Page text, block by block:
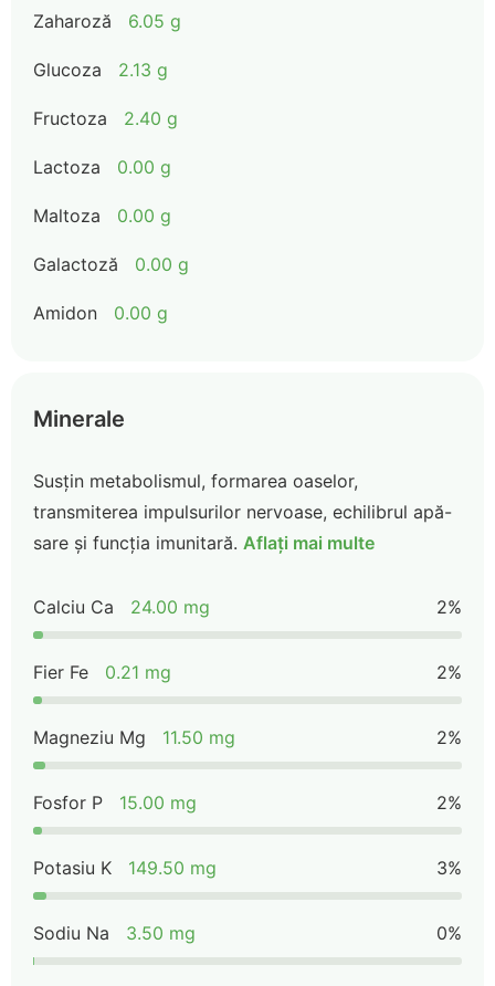
Zaharoză 6.05 g
Glucoza 2.13 g
Fructoza 2.40 g
Lactoza 0.00 g
Maltoza 0.00 g
Galactoză 0.00 g
Amidon 0.00 g
Minerale
Susțin metabolismul, formarea oaselor,
transmiterea impulsurilor nervoase, echilibrul apă-
sare și funcția imunitară. Aflați mai multe
Calciu Ca 24.00 mg 2%
Fier Fe 0.21 mg 2%
Magneziu Mg 11.50 mg 2%
Fosfor P 15.00 mg 2%
Potasiu K 149.50 mg 3%
Sodiu Na 3.50 mg 0%